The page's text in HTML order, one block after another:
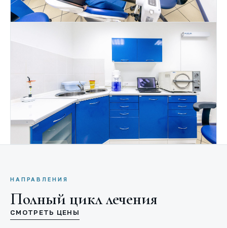
НАПРАВЛЕНИЯ
Полный цикл лечения
СМОТРЕТЬ ЦЕНЫ